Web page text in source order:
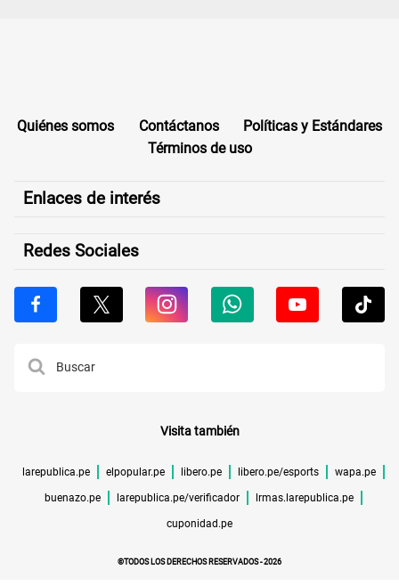
Quiénes somos Contáctanos
Políticas y Estándares
Términos de uso
Enlaces de interés
Redes Sociales
Visita también
larepublica.pe elpopular.pe libero.pe libero.pe/esports wapa.pe
buenazo.pe larepublica.pe/verificador lrmas.larepublica.pe
cuponidad.pe
©TODOS LOS DERECHOS RESERVADOS -2026